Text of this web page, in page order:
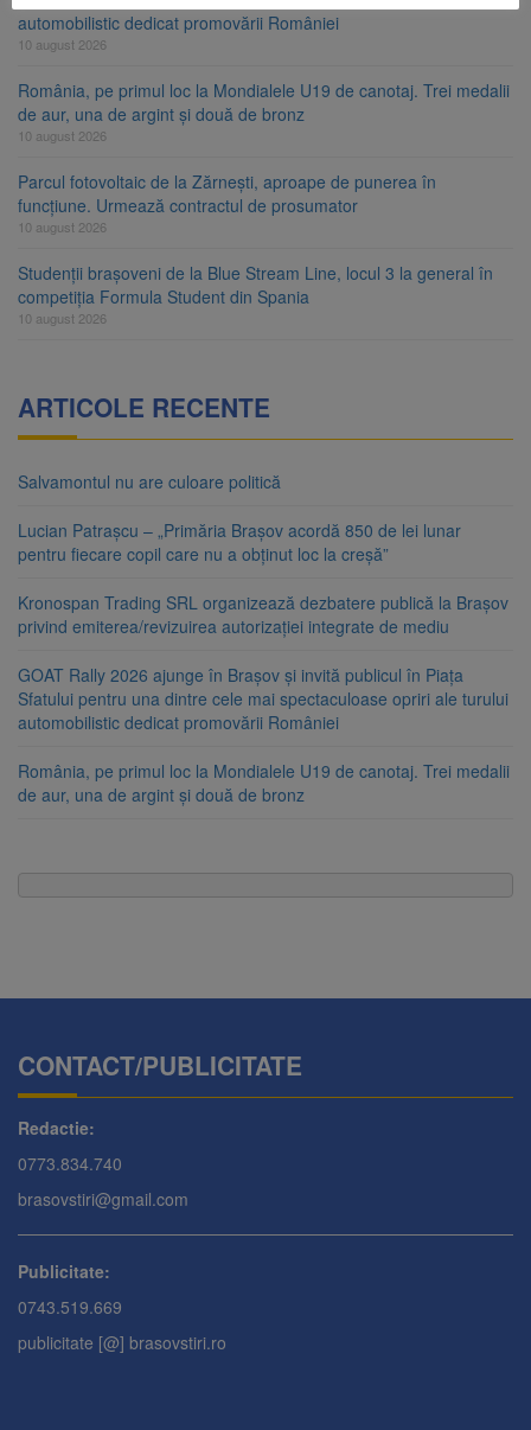
automobilistic dedicat promovării României
10 august 2026
România, pe primul loc la Mondialele U19 de canotaj. Trei medalii
de aur, una de argint și două de bronz
10 august 2026
Parcul fotovoltaic de la Zărnești, aproape de punerea în
funcțiune. Urmează contractul de prosumator
10 august 2026
Studenții brașoveni de la Blue Stream Line, locul 3 la general în
competiția Formula Student din Spania
10 august 2026
ARTICOLE RECENTE
Salvamontul nu are culoare politică
Lucian Patrașcu – „Primăria Brașov acordă 850 de lei lunar
pentru fiecare copil care nu a obținut loc la creșă”
Kronospan Trading SRL organizează dezbatere publică la Brașov
privind emiterea/revizuirea autorizației integrate de mediu
GOAT Rally 2026 ajunge în Brașov și invită publicul în Piața
Sfatului pentru una dintre cele mai spectaculoase opriri ale turului
automobilistic dedicat promovării României
România, pe primul loc la Mondialele U19 de canotaj. Trei medalii
de aur, una de argint și două de bronz
CONTACT/PUBLICITATE
Redactie:
0773.834.740
brasovstiri@gmail.com
Publicitate:
0743.519.669
publicitate [@] brasovstiri.ro